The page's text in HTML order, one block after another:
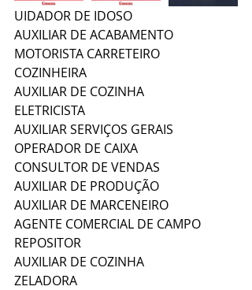
UIDADOR DE IDOSO
AUXILIAR DE ACABAMENTO
MOTORISTA CARRETEIRO
COZINHEIRA
AUXILIAR DE COZINHA
ELETRICISTA
AUXILIAR SERVIÇOS GERAIS
OPERADOR DE CAIXA
CONSULTOR DE VENDAS
AUXILIAR DE PRODUÇÃO
AUXILIAR DE MARCENEIRO
AGENTE COMERCIAL DE CAMPO
REPOSITOR
AUXILIAR DE COZINHA
ZELADORA